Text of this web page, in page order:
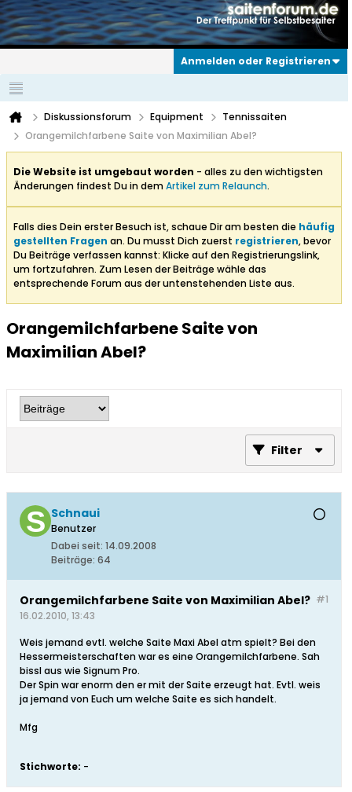
Anmelden oder Registrieren
Diskussionsforum Equipment
Tennissaiten
Orangemilchfarbene Saite von Maximilian Abel?
Die Website ist umgebaut worden - alles zu den wichtigsten
Änderungen findest Du in demArtikel zum Relaunch.
Falls dies Dein erster Besuch ist, schaue Dir am besten die häufig
gestellten Fragen an. Du musst Dich zuerst registrieren, bevor
Du Beiträge verfassen kannst: Klicke auf den Registrierungslink,
um fortzufahren. Zum Lesen der Beiträge wähle das
entsprechende Forum aus der untenstehenden Liste aus.
Orangemilchfarbene Saite von
Maximilian Abel?
Filter
Schnaui
Benutzer
Dabei seit: 14.09.2008
Beiträge: 64
#1
Orangemilchfarbene Saite von Maximilian Abel?
16.02.2010, 13:43
Weis jemand evtl. welche Saite Maxi Abel atm spielt? Bei den
Hessermeisterschaften war es eine Orangemilchfarbene. Sah
bissl aus wie Signum Pro.
Der Spin war enorm den er mit der Saite erzeugt hat. Evtl. weis
ja jemand von Euch um welche Saite es sich handelt.
Mfg
Stichworte: -